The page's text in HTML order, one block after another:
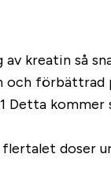
kreatin så
och förbättrad
kommer
doser